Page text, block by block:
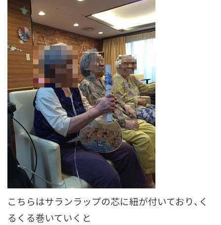
こちらはサランラップの芯に紐が付いており、く
るくる巻いていくと